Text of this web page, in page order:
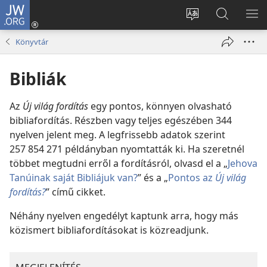
JW.ORG
Oldal
nyelvének
megváltoztatása
Bejelentkezés
(opens
Keresés
a jw.org
honlapon
Könyvtár
Bibliák
Az Új világ fordítás egy pontos, könnyen olvasható
bibliafordítás. Részben vagy teljes egészében 344
nyelven jelent meg. A legfrissebb adatok szerint
257 854 271 példányban nyomtatták ki. Ha szeretnél
többet megtudni erről a fordításról, olvasd el a „Jehova
Tanúinak saját Bibliájuk van?” és a „Pontos az Új világ
fordítás?” című cikket.
Néhány nyelven engedélyt kaptunk arra, hogy más
közismert bibliafordításokat is közreadjunk.